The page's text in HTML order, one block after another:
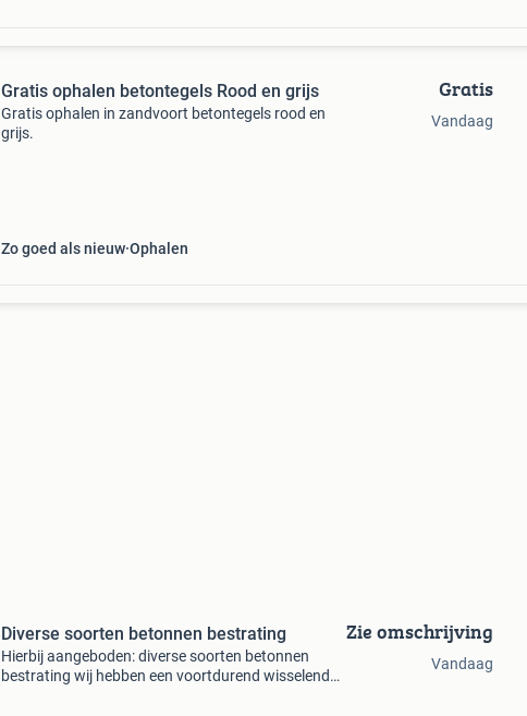
Gratis ophalen betontegels Rood en grijs
Gratis ophalen in zandvoort betontegels rood en
grijs.
Zo goed als nieuw Ophalen
Gratis
Vandaag
Diverse soorten betonnen bestrating
Hierbij aangeboden: diverse soorten betonnen
bestrating wij hebben een voortdurend wisselend
Zie omschrijving
Vandaag